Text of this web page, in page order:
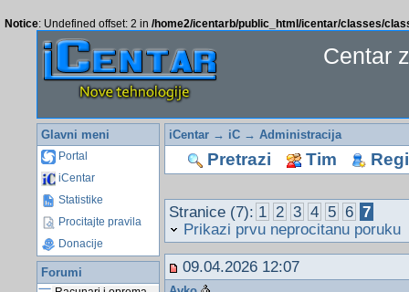
Notice: Undefined offset: 2 in /home2/icentarb/public_html/icentar/classes/
Centar
Glavni meni
Portal
iCentar
Statistike
Procitajte pravila
Donacije
Forumi
iCentar→ iC→ Administracija
Pretrazi Tim
Stranice (7): 1 2 3 4 5 6 7
Prikazi prvu neprocitanu poruku
09.04.2026 12:07